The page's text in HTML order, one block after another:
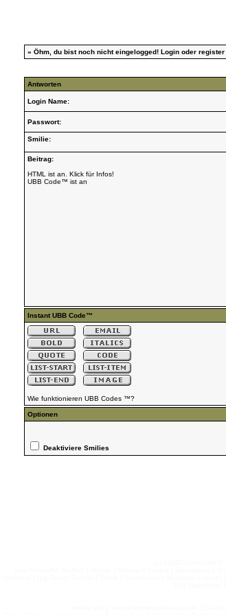
» Öhm, du bist noch nicht eingelogged! Login oder register
Antworten
Login Name:
Passwort:
Smilie:
Beitrag:
HTML ist an. Klick für Infos!
UBB Code™ ist an
Instant UBB Code™
Wie funktionieren UBB Codes ™?
Optionen
Deaktiviere Smilies